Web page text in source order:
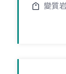
變質岩